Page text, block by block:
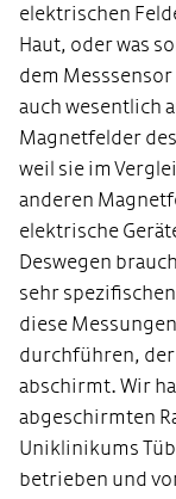
elektrischen
Haut, oder was
dem
auch wesentlich
Magnetfelder
weil sie im
anderen
elektrische
Deswegen
sehr
diese
durchführen,
abschirmt. Wir
abgeschirmten
Uniklinikums
betrieben und